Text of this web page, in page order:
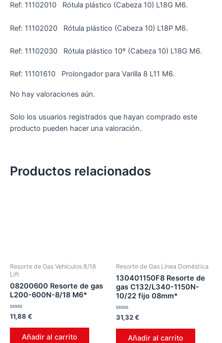
Ref: 11102010 Rótula plástico (Cabeza 10) L18G M6.
Ref: 11102020 Rótula plástico (Cabeza 10) L18P M6.
Ref: 11102030 Rótula plástico 10º (Cabeza 10) L18G M6.
Ref: 11101610 Prolongador para Varilla 8 L11 M6.
No hay valoraciones aún.
Solo los usuarios registrados que hayan comprado este
producto pueden hacer una valoración.
Productos relacionados
Resorte de Gas Vehículos 8/18
Lift
08200600 Resorte de gas
L200-600N-8/18 M6*
Valorado
en
0
11,88 €
Añadir al carrito
Resorte de Gas Línea Doméstica
130401150F8 Resorte de
gas C132/L340-1150N-
10/22 fijo 08mm*
Valorado
0
31,32€
Añadir al carrito